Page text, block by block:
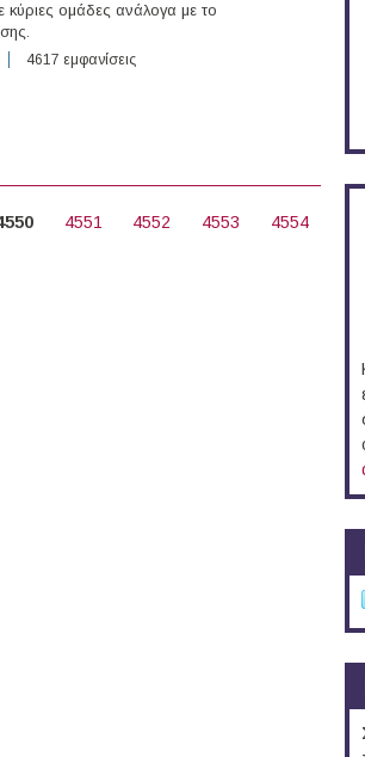
κύριες ομάδες ανάλογα με το
για 208 θέσεις εργασίας στον Ιδιωτικό Τομέα στην
4617 εμφανίσεις
4551 4552 4553
4554